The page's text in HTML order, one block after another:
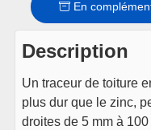
En
Description
Un traceur de toiture
plus dur que le zinc,
droites de 5 mm à